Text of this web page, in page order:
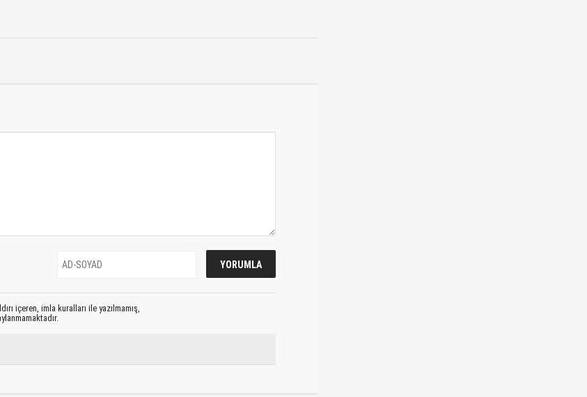
içeren, imla kuralları ile yazılmamış,